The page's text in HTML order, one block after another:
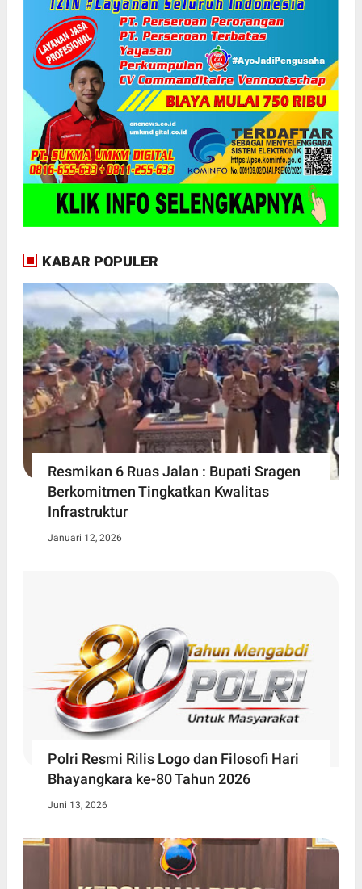
KABAR POPULER
Resmikan 6 Ruas Jalan : Bupati Sragen
Berkomitmen Tingkatkan Kwalitas
Infrastruktur
Januari 12, 2026
Polri Resmi Rilis Logo dan Filosofi Hari
Bhayangkara ke-80 Tahun 2026
Juni 13, 2026